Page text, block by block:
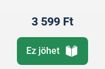
3 599 Ft
Ez jöhet